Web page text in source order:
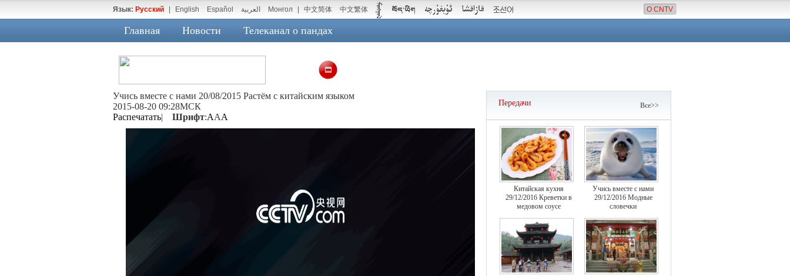
Язык: Русский English Español العربية Монгол 中文简体 中文繁体 О CNTV
Главная Новости Телеканал о пандах
Учись вместе с нами 20/08/2015 Растём с китайским языком
2015-08-20 09:28МСК
Распечатать| Шрифт:AAA
Передачи Все>>
Китайская кухня
29/12/2016 Креветки в
медовом соусе
Учись вместе с нами
29/12/2016 Модные
словечки